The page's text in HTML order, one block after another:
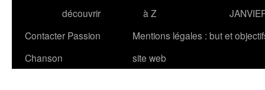
découvrir
à Z
Contacter Passion
Chanson
Mentions légales : but et
site web